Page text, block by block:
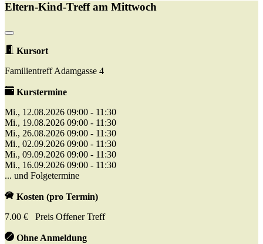
Eltern-Kind-Treff am Mittwoch
Kursort
Familientreff Adamgasse 4
Kurstermine
Mi., 12.08.2026 09:00 - 11:30
Mi., 19.08.2026 09:00 - 11:30
Mi., 26.08.2026 09:00 - 11:30
Mi., 02.09.2026 09:00 - 11:30
Mi., 09.09.2026 09:00 - 11:30
Mi., 16.09.2026 09:00 - 11:30
... und Folgetermine
Kosten (pro Termin)
7.00 € Preis Offener Treff
Ohne Anmeldung